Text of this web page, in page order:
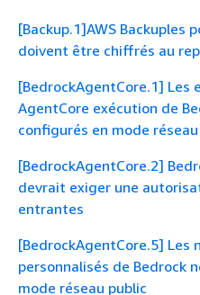
[Backup.1]AWS Backuples
doivent être chiffrés au
[BedrockAgentCore.1] Les
AgentCore exécution de
configurés en mode réseau
[BedrockAgentCore.2]
devrait exiger une
entrantes
[BedrockAgentCore.5] Les
personnalisés de Bedrock
mode réseau public